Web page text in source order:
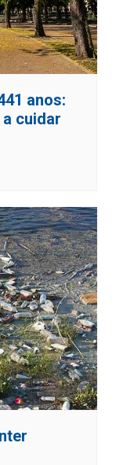
anos:
cuidar